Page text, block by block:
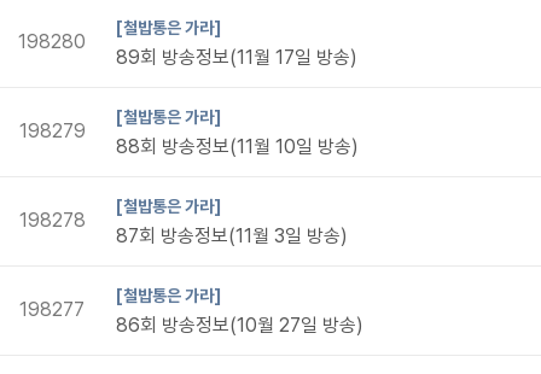
198280
[철밥통은 가라]
89회 방송정보(11월 17일 방송)
198279
[철밥통은 가라]
88회 방송정보(11월 10일 방송)
198278
[철밥통은 가라]
87회 방송정보(11월 3일 방송)
198277
[철밥통은 가라]
86회 방송정보(10월 27일 방송)